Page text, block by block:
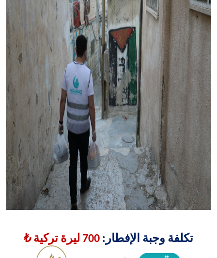
تكلفة وجبة الإفطار: 700 ليرة تركية ₺